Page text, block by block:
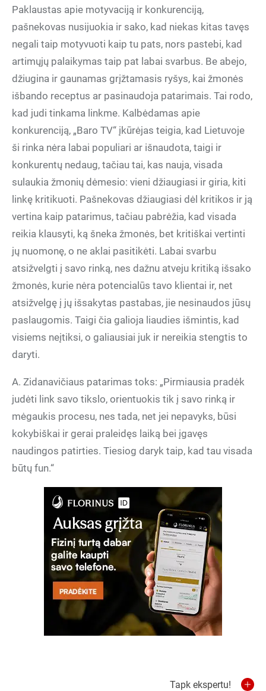
Paklaustas apie motyvaciją ir konkurenciją,
pašnekovas nusijuokia ir sako, kad niekas kitas tavęs
negali taip motyvuoti kaip tu pats, nors pastebi, kad
artimųjų palaikymas taip pat labai svarbus. Be abejo,
džiugina ir gaunamas grįžtamasis ryšys, kai žmonės
išbando receptus ar pasinaudoja patarimais. Tai rodo,
kad judi tinkama linkme. Kalbėdamas apie
konkurenciją, „Baro TV“ įkūrėjas teigia, kad Lietuvoje
ši rinka nėra labai populiari ar išnaudota, taigi ir
konkurentų nedaug, tačiau tai, kas nauja, visada
sulaukia žmonių dėmesio: vieni džiaugiasi ir giria, kiti
linkę kritikuoti. Pašnekovas džiaugiasi dėl kritikos ir ją
vertina kaip patarimus, tačiau pabrėžia, kad visada
reikia klausyti, ką šneka žmonės, bet kritiškai vertinti
jų nuomonę, o ne aklai pasitikėti. Labai svarbu
atsižvelgti į savo rinką, nes dažnu atveju kritiką išsako
žmonės, kurie nėra potencialūs tavo klientai ir, net
atsižvelgę į jų išsakytas pastabas, jie nesinaudos jūsų
paslaugomis. Taigi čia galioja liaudies išmintis, kad
visiems neįtiksi, o galiausiai juk ir nereikia stengtis to
daryti.
A. Zidanavičiaus patarimas toks: „Pirmiausia pradėk
judėti link savo tikslo, orientuokis tik į savo rinką ir
mėgaukis procesu, nes tada, net jei nepavyks, būsi
kokybiškai ir gerai praleidęs laiką bei įgavęs
naudingos patirties. Tiesiog daryk taip, kad tau visada
būtų fun.“
Tapk ekspertu!